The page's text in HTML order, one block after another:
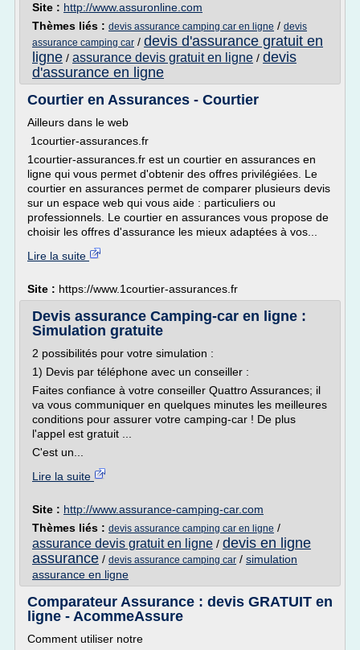
Site : http://www.assuronline.com
Thèmes liés : devis assurance camping car en ligne / devis
assurance camping car / devis d'assurance gratuit en
ligne / assurance devis gratuit en ligne / devis
d'assurance en ligne
Courtier en Assurances - Courtier
Ailleurs dans le web
1courtier-assurances.fr
1courtier-assurances.fr est un courtier en assurances en
ligne qui vous permet d'obtenir des offres privilégiées. Le
courtier en assurances permet de comparer plusieurs devis
sur un espace web qui vous aide : particuliers ou
professionnels. Le courtier en assurances vous propose de
choisir les offres d'assurance les mieux adaptées à vos...
Lire la suite
Site : https://www.1courtier-assurances.fr
Devis assurance Camping-car en ligne :
Simulation gratuite
2 possibilités pour votre simulation :
1) Devis par téléphone avec un conseiller :
Faites confiance à votre conseiller Quattro Assurances; il
va vous communiquer en quelques minutes les meilleures
conditions pour assurer votre camping-car ! De plus
l'appel est gratuit ...
C'est un...
Lire la suite
Site : http://www.assurance-camping-car.com
Thèmes liés : devis assurance camping car en ligne /
assurance devis gratuit en ligne / devis en ligne
assurance / devis assurance camping car / simulation
assurance en ligne
Comparateur Assurance : devis GRATUIT en
ligne - AcommeAssure
Comment utiliser notre